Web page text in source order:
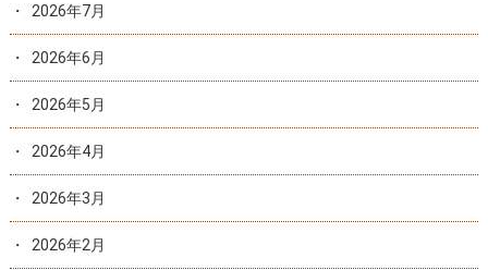
2026年7月
2026年6月
2026年5月
2026年4月
2026年3月
2026年2月